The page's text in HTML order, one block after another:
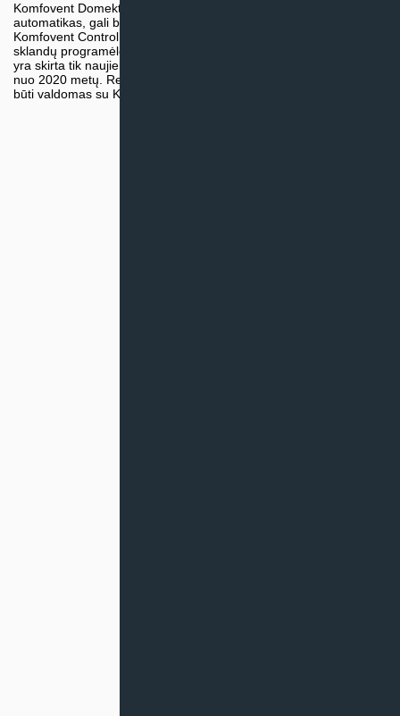
Komfovent Domekt rekuperatoriai, turintys C6, C6M ir C8 valdymo
automatikas, gali būti valdomi nuotoliniu būdu per naujają
Komfovent Control programėlę. Cloud technologija užtikrina
sklandų programėlės veikimą ir duomenų saugumą. Programėlė
yra skirta tik naujiems Domekt serijos įrenginiams, pagamintiems
nuo 2020 metų. Rekuperatorius Komfovent Domekt R 600 V gali
būti valdomas su Komfovent Control programėle.